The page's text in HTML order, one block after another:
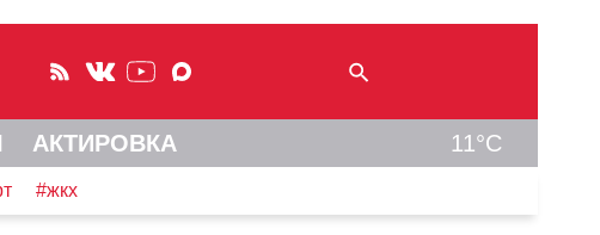
АКТИРОВКА 11°C
#жкх